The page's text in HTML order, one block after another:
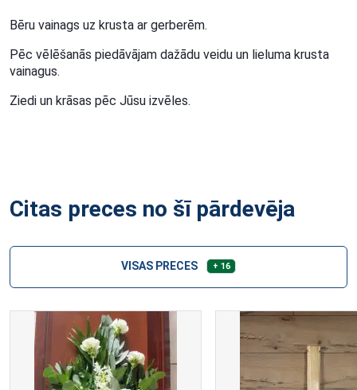
Bēru vainags uz krusta ar gerberēm.
Pēc vēlēšanās piedāvājam dažādu veidu un lieluma krusta
vainagus.
Ziedi un krāsas pēc Jūsu izvēles.
Citas preces no šī pārdevēja
VISAS PRECES + 16